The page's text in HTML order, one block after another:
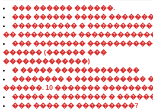
��� ������ ������.
��� ������ �����
���������� �
�� ���������
��� ��������
������ (������ ���
�������������)
� ����� �������������
�������� � �����������
������. 10 �������
����� �� ������� �
��� ���� �� ���������?